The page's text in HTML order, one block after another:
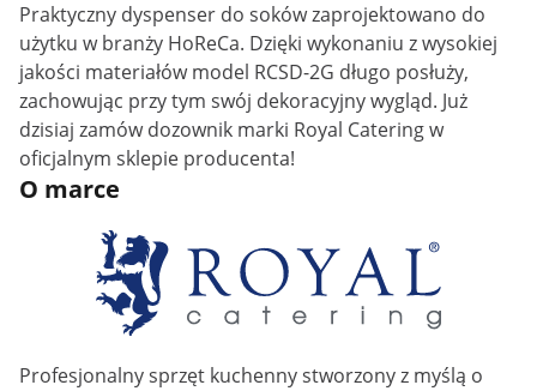
Praktyczny dyspenser do soków zaprojektowano do
użytku w branży HoReCa. Dzięki wykonaniu z wysokiej
jakości materiałów model RCSD-2G długo posłuży,
zachowując przy tym swój dekoracyjny wygląd. Już
dzisiaj zamów dozownik marki Royal Catering w
oficjalnym sklepie producenta!
O marce
Profesjonalny sprzęt kuchenny stworzony z myślą o